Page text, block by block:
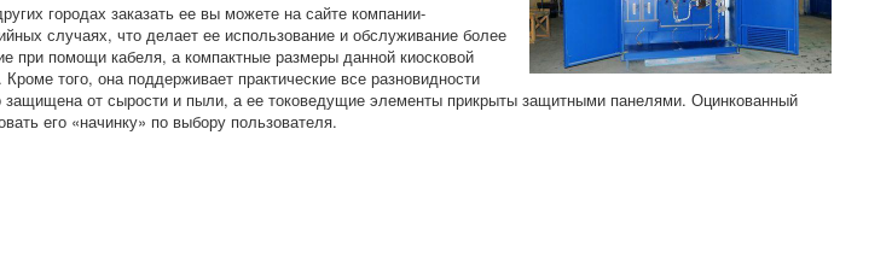
городах заказать ее вы можете на сайте компании-
случаях, что делает ее использование и обслуживание более
при помощи кабеля, а компактные размеры данной киосковой
того, она поддерживает практические все разновидности
от сырости и пыли, а ее токоведущие элементы прикрыты защитными панелями. Оцинкованный
его «начинку» по выбору пользователя.